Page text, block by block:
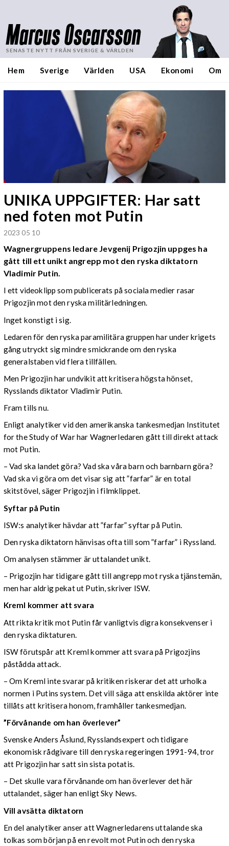
Marcus Oscarsson
SENASTE NYTT FRÅN SVERIGE & VÄRLDEN
Hem Sverige Världen USA Ekonomi Om
UNIKA UPPGIFTER: Har satt
ned foten mot Putin
2023 05 10
Wagnergruppens ledare Jevgenij Prigozjin uppges ha
gått till ett unikt angrepp mot den ryska diktatorn
Vladimir Putin.
I ett videoklipp som publicerats på sociala medier rasar
Prigozjin mot den ryska militärledningen.
Inget konstigt i sig.
Ledaren för den ryska paramilitära gruppen har under krigets
gång utryckt sig mindre smickrande om den ryska
generalstaben vid flera tillfällen.
Men Prigozjin har undvikit att kritisera högsta hönset,
Rysslands diktator Vladimir Putin.
Fram tills nu.
Enligt analytiker vid den amerikanska tankesmedjan Institutet
for the Study of War har Wagnerledaren gått till direkt attack
mot Putin.
– Vad ska landet göra? Vad ska våra barn och barnbarn göra?
Vad ska vi göra om det visar sig att ”farfar” är en total
skitstövel, säger Prigozjin i filmklippet.
Syftar på Putin
ISW:s analytiker hävdar att ”farfar” syftar på Putin.
Den ryska diktatorn hänvisas ofta till som ”farfar” i Ryssland.
Om analysen stämmer är uttalandet unikt.
– Prigozjin har tidigare gått till angrepp mot ryska tjänstemän,
men har aldrig pekat ut Putin, skriver ISW.
Kreml kommer att svara
Att rikta kritik mot Putin får vanligtvis digra konsekvenser i
den ryska diktaturen.
ISW förutspår att Kreml kommer att svara på Prigozjins
påstådda attack.
– Om Kreml inte svarar på kritiken riskerar det att urholka
normen i Putins system. Det vill säga att enskilda aktörer inte
tillåts att kritisera honom, framhåller tankesmedjan.
”Förvånande om han överlever”
Svenske Anders Åslund, Rysslandsexpert och tidigare
ekonomisk rådgivare till den ryska regeringen 1991-94, tror
att Prigozjin har satt sin sista potatis.
– Det skulle vara förvånande om han överlever det här
uttalandet, säger han enligt Sky News.
Vill avsätta diktatorn
En del analytiker anser att Wagnerledarens uttalande ska
tolkas som början på en revolt mot Putin och den ryska